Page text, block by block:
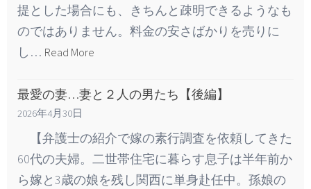
提とした場合にも、きちんと疎明できるようなも
のではありません。料金の安さばかりを売りに
し… Read More
最愛の妻…妻と２人の男たち【後編】
2026年4月30日
【弁護士の紹介で嫁の素行調査を依頼してきた
60代の夫婦。二世帯住宅に暮らす息子は半年前か
ら嫁と3歳の娘を残し関西に単身赴任中。孫娘の